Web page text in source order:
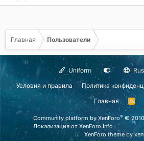
Главная Пользователи
Uniform
Условия и правила
Политика
Главная
R
S
S
Community platform by XenForo® ©
Локализация отXenForo.Info
XenForo themeby